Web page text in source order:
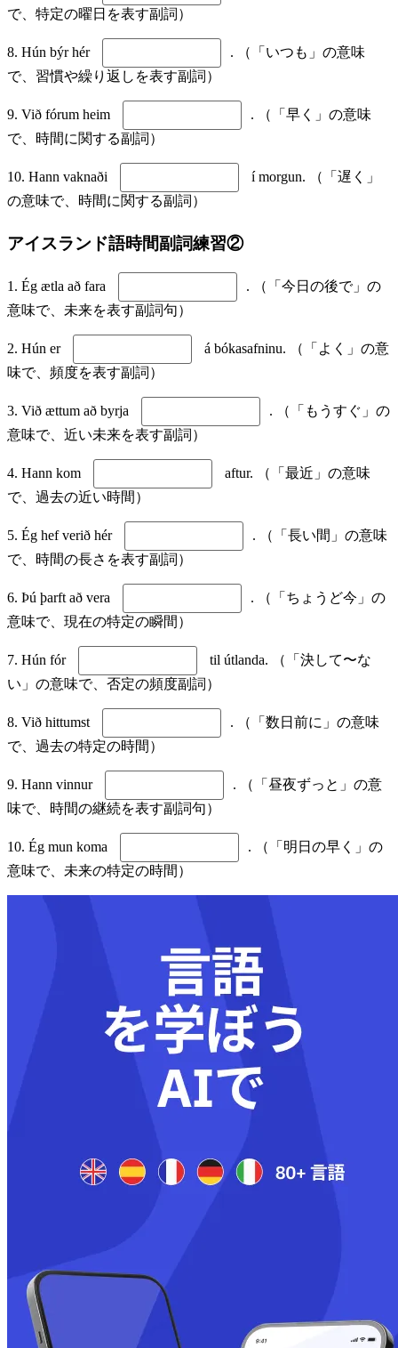
で、特定の曜日を表す副詞）
8. Hún býr hér
. （「いつも」の意味
で、習慣や繰り返しを表す副詞）
9. Við fórum heim
. （「早く」の意味
で、時間に関する副詞）
10. Hann vaknaði
í morgun. （「遅く」
の意味で、時間に関する副詞）
アイスランド語時間副詞練習②
1. Ég ætla að fara
. （「今日の後で」の
意味で、未来を表す副詞句）
2. Hún er
á bókasafninu. （「よく」の意
味で、頻度を表す副詞）
3. Við ættum að byrja
. （「もうすぐ」の
意味で、近い未来を表す副詞）
4. Hann kom
aftur. （「最近」の意味
で、過去の近い時間）
5. Ég hef verið hér
. （「長い間」の意味
で、時間の長さを表す副詞）
6. Þú þarft að vera
. （「ちょうど今」の
意味で、現在の特定の瞬間）
7. Hún fór
til útlanda. （「決して〜な
い」の意味で、否定の頻度副詞）
8. Við hittumst
. （「数日前に」の意味
で、過去の特定の時間）
9. Hann vinnur
. （「昼夜ずっと」の意
味で、時間の継続を表す副詞句）
10. Ég mun koma
. （「明日の早く」の
意味で、未来の特定の時間）